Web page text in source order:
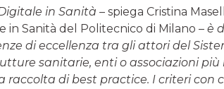
in Sanità – spiega Cristina
in Sanità del Politecnico di Milano – è
di eccellenza tra gli attori del
sanitarie, enti o associazioni
raccolta di best practice. I criteri con